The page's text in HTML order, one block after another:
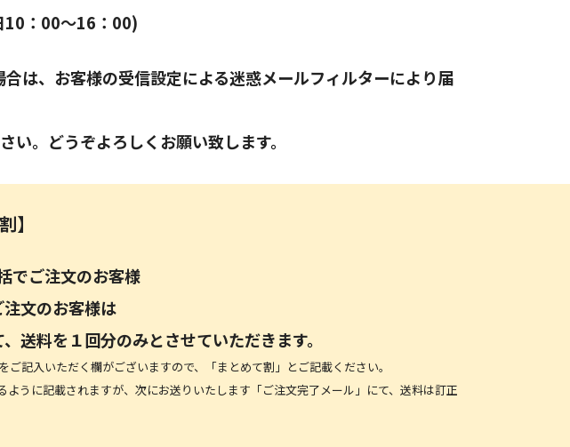
：00～16：00)
は、お客様の受信設定による迷惑メールフィルターにより届
い。 どうぞよろしくお願い致します。
】
でご注文のお客様
文のお客様は
送料を１回分のみとさせていただきます。
記入いただく欄がございますので、「まとめて割」とご記載ください。
うに記載されますが、次にお送りいたします「ご注文完了メール」にて、送料は訂正